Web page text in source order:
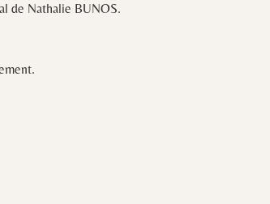
de Nathalie BUNOS.